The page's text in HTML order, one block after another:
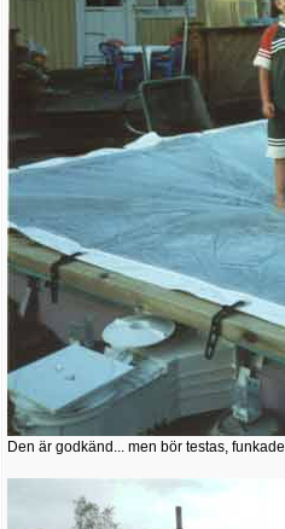
Den är godkänd... men bör testas, funkade